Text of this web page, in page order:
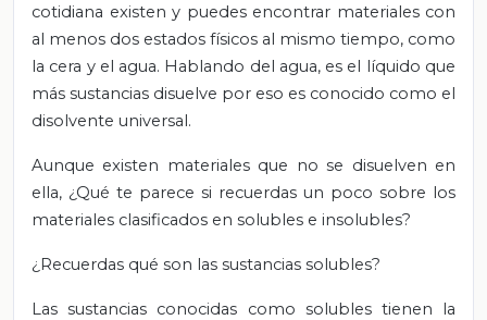
cotidiana existen y puedes encontrar materiales con
al menos dos estados físicos al mismo tiempo, como
la cera y el agua. Hablando del agua, es el líquido que
más sustancias disuelve por eso es conocido como el
disolvente universal.
Aunque existen materiales que no se disuelven en
ella, ¿Qué te parece si recuerdas un poco sobre los
materiales clasificados en solubles e insolubles?
¿Recuerdas qué son las sustancias solubles?
Las sustancias conocidas como solubles tienen la